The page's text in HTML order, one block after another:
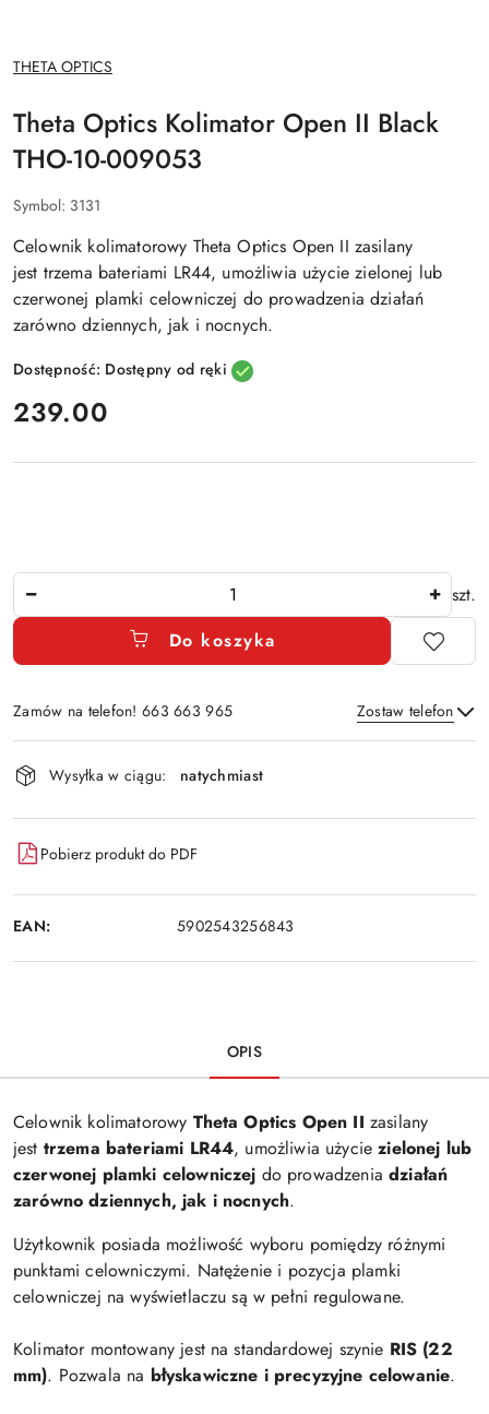
NAZWA
PRODUCENTA:
THETA OPTICS
Theta Optics Kolimator Open II Black
THO-10-009053
Symbol: 3131
Celownik kolimatorowy Theta Optics Open II zasilany
jest trzema bateriami LR44, umożliwia użycie zielonej lub
czerwonej plamki celowniczej do prowadzeniadziałań
zarówno dziennych, jak i nocnych.
Dostępność: Dostępny od ręki
cena:
239.00
szt.
Do koszyka
Zamów na telefon! 663 663 965 Zostaw telefon
Dostępność
i
dostawa
Wysyłka w ciągu: natychmiast
Pobierz produkt do PDF
EAN: 5902543256843
OPIS
Celownik kolimatorowy Theta Optics Open II zasilany
jest trzema bateriami LR44, umożliwia użycie zielonej lub
czerwonej plamki celowniczej do prowadzeniadziałań
zarówno dziennych, jak i nocnych.
Użytkownik posiada możliwość wyboru pomiędzy różnymi
punktami celowniczymi. Natężenie i pozycja plamki
celowniczej na wyświetlaczu są w pełni regulowane.
Kolimator montowany jest na standardowej szynie RIS (22
mm). Pozwala na błyskawiczne i precyzyjne celowanie.